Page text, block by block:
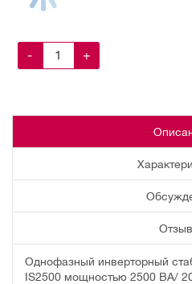
- +
Однофазный инверторный
IS2500 мощностью 2500 ВА/